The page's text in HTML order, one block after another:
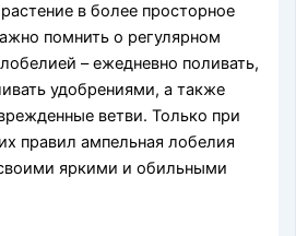
в более просторное
помнить о регулярном
– ежедневно поливать,
удобрениями, а также
ветви. Только при
правил ампельная лобелия
яркими и обильными